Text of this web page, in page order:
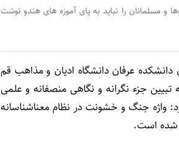
را نباید به پای آموزه های هندو نوشت
دانشکده عرفان دانشگاه ادیان و مذاهب قم
تبیین جزء نگرانه و نگاهی منصفانه و علمی
واژه جنگ و خشونت در نظام معناشناسانه